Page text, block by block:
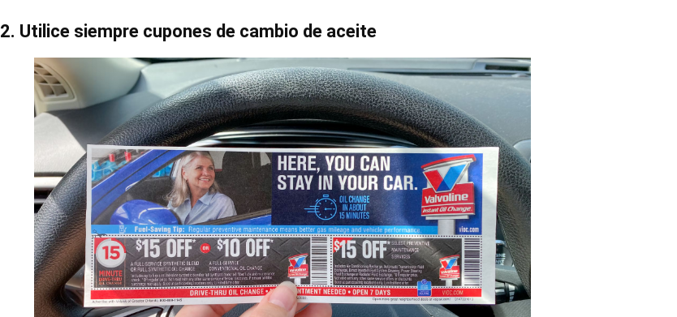
2. Utilice siempre cupones de cambio de aceite